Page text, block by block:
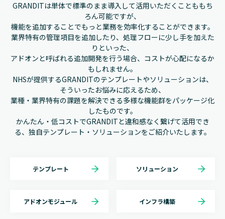
GRANDITは単体で標準のまま導入して活用いただくことももち
ろん可能ですが、
機能を追加することでもっと業務を効率化することができます。
業界特有の管理項目を追加したり、処理フローに少し手を加えた
りといった、
アドオンと呼ばれる追加開発を行う場合、コストが心配になるか
もしれません。
NHSが提供するGRANDITのテンプレートやソリューションは、
そういったお悩みに応えるため、
業種・業界特有の課題を解決できる多様な機能群をパッケージ化
したものです。
かんたん・低コストでGRANDITと違和感なく繋げて活用でき
る、 独自テンプレート・ソリューションをご紹介いたします。
テンプレート ソリューション
アドオンモジュール インフラ構築